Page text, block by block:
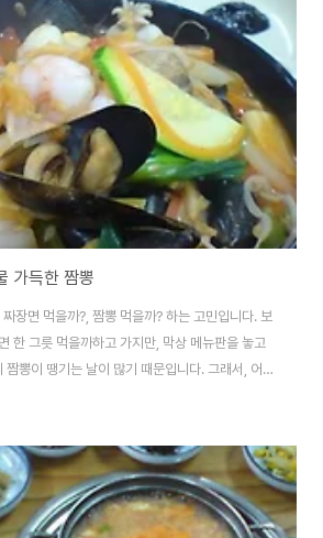
가득한 짬뽕
장면 먹을까?, 짬뽕 먹을까? 하는 고민입니다. 보
한 그릇 먹을까하고 가지만, 막상 메뉴판을 놓고
뽕이 땡기는 날이 많기 때문입니다. 그래서, 어떤
반반씩 담아주는 메뉴가 있다고 하지요. 비가 추
수타면은 기본이구요. 해산물이 가득한 짬뽕을 파
것처럼 홍합, 새우, 오징어 등 여러 해산물이 수북
두마리씩 들어있습니다. 배추, 양파, 호박, 숙주
. 얼큰하고 시원한 국물맛은 여러가지 야채와 해